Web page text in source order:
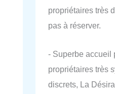
propriétaires très
pas à réserver.
- Superbe accueil
propriétaires très
discrets, La